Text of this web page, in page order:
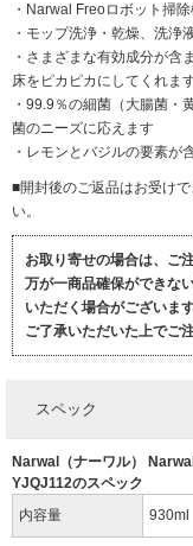
・Narwal Freoロボット掃
・モップ洗浄・乾燥、洗浄
・さまざまな有効成分が含
床をピカピカにしてくれま
・99.9％の細菌（大腸菌・
菌のニーズに応えます
・レモンとバジルの要素が
■開封後のご返品はお受け
い。
お取り寄せの場合は、ご
万が一商品確保ができな
いただく場合がございます
ご了承いただいた上でご
スペック
Narwal（ナーワル）
YJQJ112のスペック
内容量
930ml